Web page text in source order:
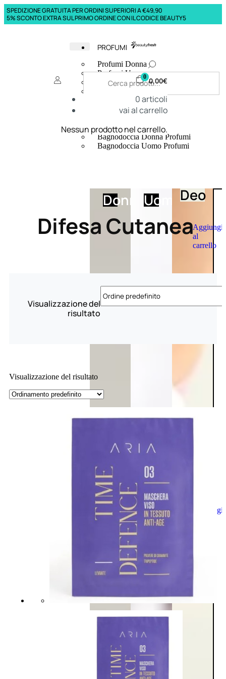
SPEDIZIONE GRATUITA PER ORDINI SUPERIORI A €49,90
5% SCONTO EXTRA SUL PRIMO ORDINE CON IL CODICE BEAUTY5
PROFUMI
Profumi Donna
Profumi Uomo
Deodoranti Donna
Corpo Donna
Corpo Uomo
Creme Mani
Bagnodoccia Donna Profumi
Bagnodoccia Uomo Profumi
DonnaUomoDeo
Aggiungi
al
carrello
Aggiungi
0 0,00€
0articoli
vai al carrello
Nessun prodotto nel carrello.
Difesa Cutanea
Visualizzazione del
risultato
Visualizzazione del risultato